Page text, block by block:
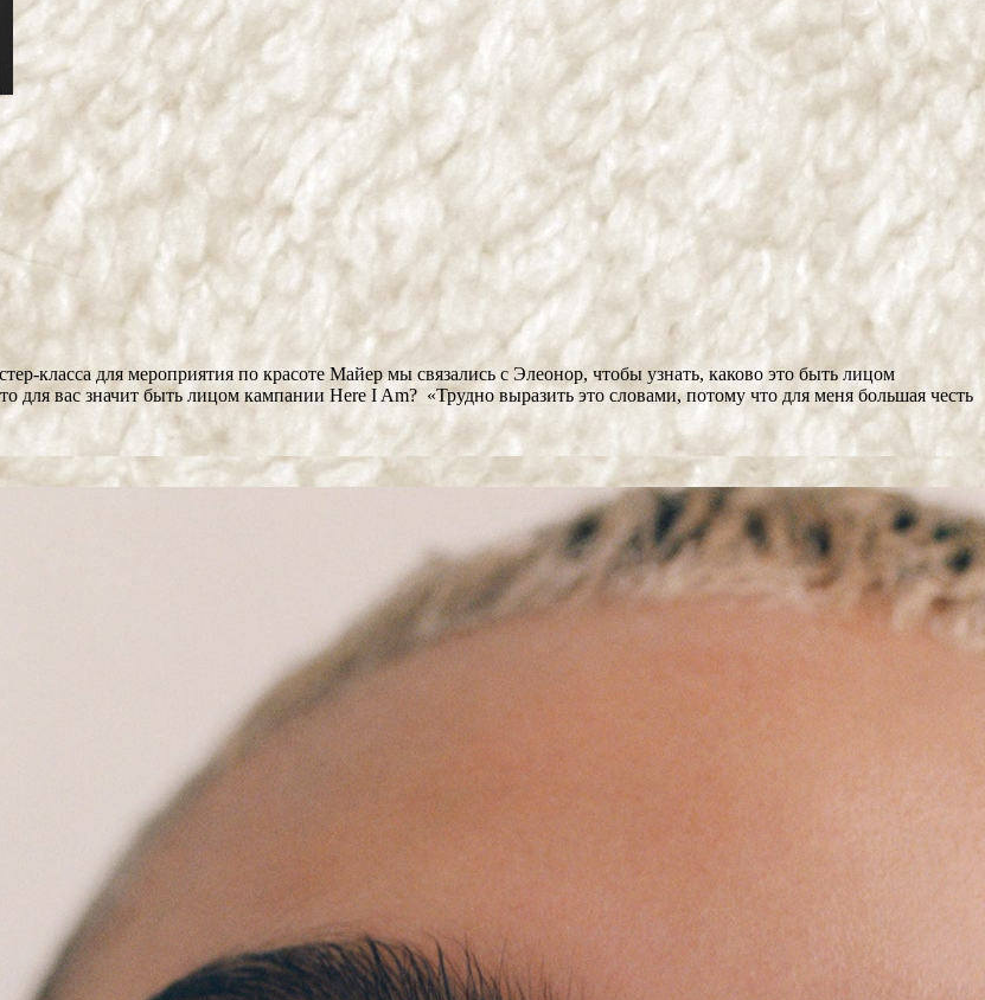
класса для мероприятия по красоте Майер мы связались с Элеонор, чтобы узнать, каково это быть лицом
для вас значит быть лицом кампании Here I Am? «Трудно выразить это словами, потому что для меня большая честь